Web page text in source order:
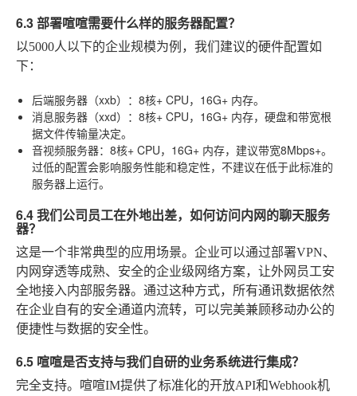
6.3 部署喧喧需要什么样的服务器配置？
以5000人以下的企业规模为例，我们建议的硬件配置如
下：
后端服务器（xxb） ：8核+ CPU，16G+ 内存。
消息服务器（xxd） ：8核+ CPU，16G+ 内存，硬盘和带宽根
据文件传输量决定。
音视频服务器：8核+ CPU，16G+ 内存，建议带宽8Mbps+。
过低的配置会影响服务性能和稳定性，不建议在低于此标准的
服务器上运行。
6.4 我们公司员工在外地出差，如何访问内网的聊天服务
器？
这是一个非常典型的应用场景。企业可以通过部署VPN、
内网穿透等成熟、安全的企业级网络方案，让外网员工安
全地接入内部服务器。通过这种方式，所有通讯数据依然
在企业自有的安全通道内流转，可以完美兼顾移动办公的
便捷性与数据的安全性。
6.5 喧喧是否支持与我们自研的业务系统进行集成？
完全支持。喧喧IM提供了标准化的开放API和Webhook机